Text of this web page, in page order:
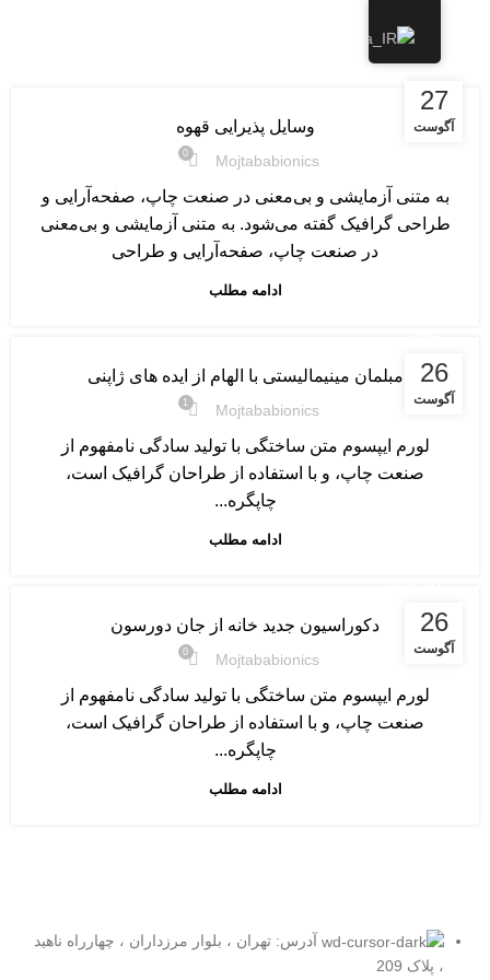
آرشیو برچسب: صندلی
27
آگوست وسایل پذیرایی قهوه
Mojtababionics
0
به متنی آزمایشی و بی‌معنی در صنعت چاپ، صفحه‌آرایی و
طراحی گرافیک گفته می‌شود. به متنی آزمایشی و بی‌معنی
در صنعت چاپ، صفحه‌آرایی و طراحی
ادامه مطلب
26
آگوست
مبلمان مینیمالیستی با الهام از ایده های ژاپنی
Mojtababionics
1
لورم ایپسوم متن ساختگی با تولید سادگی نامفهوم از
صنعت چاپ، و با استفاده از طراحان گرافیک است،
چاپگره...
ادامه مطلب
26
آگوست
دکوراسیون جدید خانه از جان دورسون
Mojtababionics
0
لورم ایپسوم متن ساختگی با تولید سادگی نامفهوم از
صنعت چاپ، و با استفاده از طراحان گرافیک است،
چاپگره...
ادامه مطلب
آدرس: تهران ، بلوار مرزداران ، چهارراه ناهید
، پلاک 209